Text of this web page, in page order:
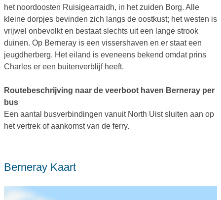
het noordoosten Ruisigearraidh, in het zuiden Borg. Alle
kleine dorpjes bevinden zich langs de oostkust; het westen is
vrijwel onbevolkt en bestaat slechts uit een lange strook
duinen. Op Berneray is een vissershaven en er staat een
jeugdherberg. Het eiland is eveneens bekend omdat prins
Charles er een buitenverblijf heeft.
Routebeschrijving naar de veerboot haven Berneray per
bus
Een aantal busverbindingen vanuit North Uist sluiten aan op
het vertrek of aankomst van de ferry.
Berneray Kaart